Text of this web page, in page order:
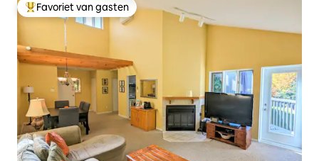
Topfavoriet van gasten
Favoriet van gasten